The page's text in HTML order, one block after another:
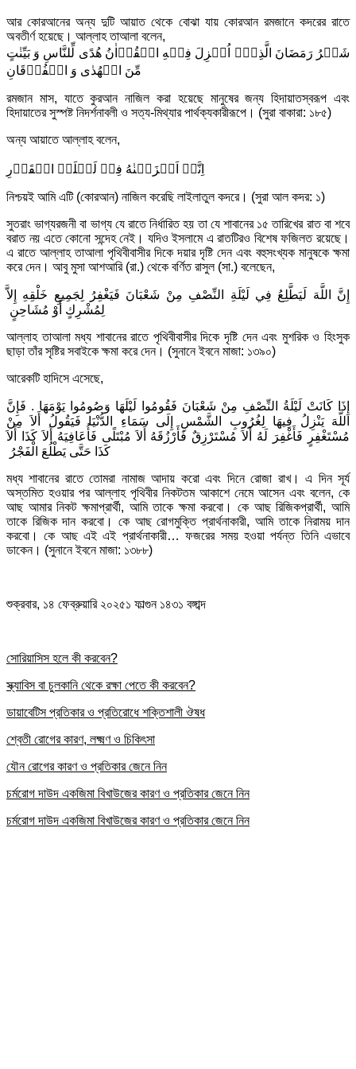
আর কোরআনের অন্য দুটি আয়াত থেকে বোঝা যায় কোরআন রমজানে কদরের রাতে
অবতীর্ণ হয়েছে। আল্লাহ তাআলা বলেন,
شَهۡرُ رَمَضَانَ الَّذِیۡۤ اُنۡزِلَ فِیۡهِ الۡقُرۡاٰنُ هُدًی لِّلنَّاسِ وَ بَیِّنٰتٍ
مِّنَ الۡهُدٰی وَ الۡفُرۡقَانِ
রমজান মাস, যাতে কুরআন নাজিল করা হয়েছে মানুষের জন্য হিদায়াতস্বরূপ এবং
হিদায়াতের সুস্পষ্ট নিদর্শনাবলী ও সত্য-মিথ্যার পার্থক্যকারীরূপে। (সুরা বাকারা: ১৮৫)
অন্য আয়াতে আল্লাহ বলেন,
اِنَّاۤ اَنۡزَلۡنٰهُ فِیۡ لَیۡلَۃِ الۡقَدۡرِ
নিশ্চয়ই আমি এটি (কোরআন) নাজিল করেছি লাইলাতুল কদরে। (সুরা আল কদর: ১)
সুতরাং ভাগ্যরজনী বা ভাগ্য যে রাতে নির্ধারিত হয় তা যে শাবানের ১৫ তারিখের রাত বা শবে
বরাত নয় এতে কোনো সন্দেহ নেই। যদিও ইসলামে এ রাতটিরও বিশেষ ফজিলত রয়েছে।
এ রাতে আল্লাহ তাআলা পৃথিবীবাসীর দিকে দয়ার দৃষ্টি দেন এবং বহুসংখ্যক মানুষকে ক্ষমা
করে দেন। আবু মুসা আশআরি (রা.) থেকে বর্ণিত রাসুল (সা.) বলেছেন,
إِنَّ اللَّهَ لَيَطَّلِعُ فِي لَيْلَةِ النِّصْفِ مِنْ شَعْبَانَ فَيَغْفِرُ لِجَمِيعِ خَلْقِهِ إِلاَّ
لِمُشْرِكٍ أَوْ مُشَاحِنٍ ‏
আল্লাহ তাআলা মধ্য শাবানের রাতে পৃথিবীবাসীর দিকে দৃষ্টি দেন এবং মুশরিক ও হিংসুক
ছাড়া তাঁর সৃষ্টির সবাইকে ক্ষমা করে দেন। (সুনানে ইবনে মাজা: ১৩৯০)
আরেকটি হাদিসে এসেছে,
إِذَا كَانَتْ لَيْلَةُ النِّصْفِ مِنْ شَعْبَانَ فَقُومُوا لَيْلَهَا وَصُومُوا يَوْمَهَا ‏.‏ فَإِنَّ
اللَّهَ يَنْزِلُ فِيهَا لِغُرُوبِ الشَّمْسِ إِلَى سَمَاءِ الدُّنْيَا فَيَقُولُ أَلاَ مِنْ
مُسْتَغْفِرٍ فَأَغْفِرَ لَهُ أَلاَ مُسْتَرْزِقٌ فَأَرْزُقَهُ أَلاَ مُبْتَلًى فَأُعَافِيَهُ أَلاَ كَذَا أَلاَ
كَذَا حَتَّى يَطْلُعَ الْفَجْرُ ‏
মধ্য শাবানের রাতে তোমরা নামাজ আদায় করো এবং দিনে রোজা রাখ। এ দিন সূর্য
অস্তমিত হওয়ার পর আল্লাহ পৃথিবীর নিকটতম আকাশে নেমে আসেন এবং বলেন, কে
আছ আমার নিকট ক্ষমাপ্রার্থী, আমি তাকে ক্ষমা করবো। কে আছ রিজিকপ্রার্থী, আমি
তাকে রিজিক দান করবো। কে আছ রোগমুক্তি প্রার্থনাকারী, আমি তাকে নিরাময় দান
করবো। কে আছ এই এই প্রার্থনাকারী… ফজরের সময় হওয়া পর্যন্ত তিনি এভাবে
ডাকেন। (সুনানে ইবনে মাজা: ১৩৮৮)
শুক্রবার, ১৪ ফেব্রুয়ারি ২০২৫১ ফাল্গুন ১৪৩১ বঙ্গাব্দ
সোরিয়াসিস হলে কী করবেন?
স্ক্যাবিস বা চুলকানি থেকে রক্ষা পেতে কী করবেন?
ডায়াবেটিস প্রতিকার ও প্রতিরোধে শক্তিশালী ঔষধ
শ্বেতী রোগের কারণ, লক্ষ্মণ ও চিকিৎসা
যৌন রোগের কারণ ও প্রতিকার জেনে নিন
চর্মরোগ দাউদ একজিমা বিখাউজের কারণ ও প্রতিকার জেনে নিন
চর্মরোগ দাউদ একজিমা বিখাউজের কারণ ও প্রতিকার জেনে নিন